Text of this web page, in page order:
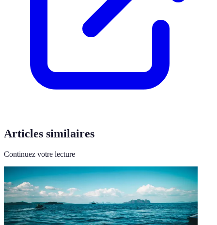
Articles similaires
Continuez votre lecture